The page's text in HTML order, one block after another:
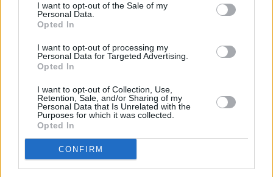
cualquier momento entrando de nuevo en este sitio web o
visitando nuestra política de privacidad.
I want to opt-out of the Sale of my
Personal Data.
Opted In
I want to opt-out of processing my
Personal Data for Targeted Advertising.
Opted In
I want to opt-out of Collection, Use,
Retention, Sale, and/or Sharing of my
Personal Data that Is Unrelated with the
Purposes for which it was collected.
Opted In
CONFIRM